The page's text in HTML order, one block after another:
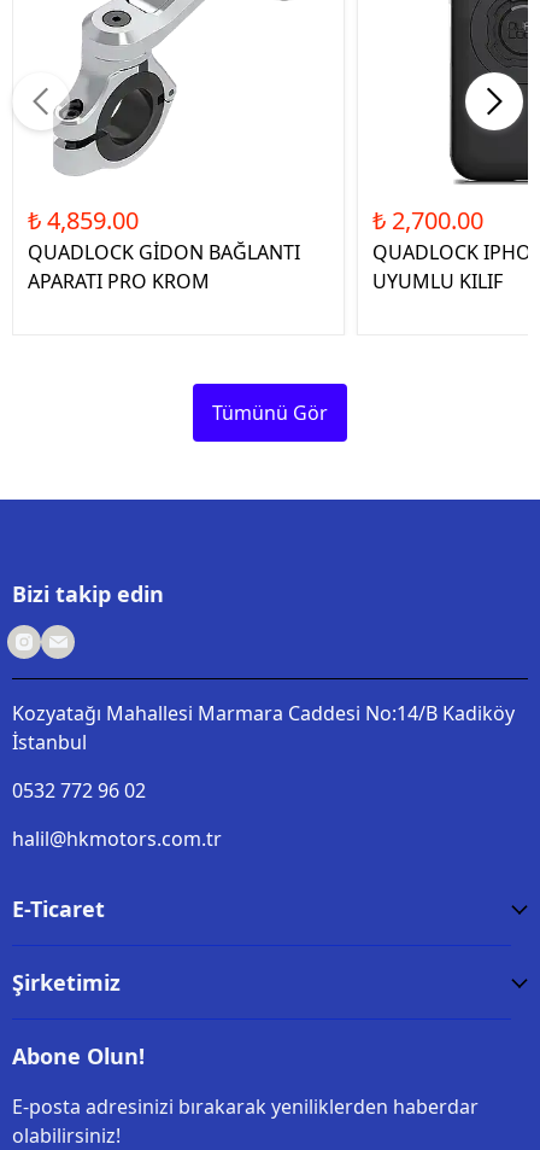
₺ 4,859.00
QUADLOCK GİDON BAĞLANTI
APARATI PRO KROM
₺ 2,700.00
QUADLOCK
UYUMLU KILIF
Tümünü Gör
Bizi takip edin
Kozyatağı Mahallesi Marmara Caddesi No:14/B Kadiköy
İstanbul
0532 772 96 02
halil@hkmotors.com.tr
E-Ticaret
Şirketimiz
Abone Olun!
E-posta adresinizi bırakarak yeniliklerden haberdar
olabilirsiniz!